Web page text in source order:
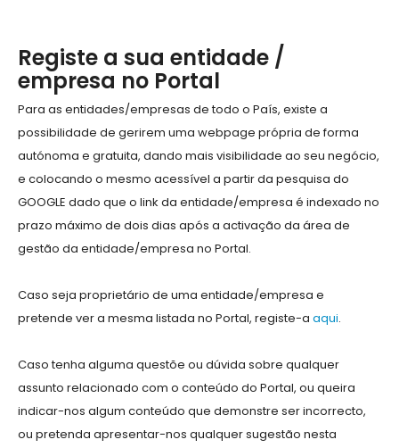
Registe a sua entidade /
empresa no Portal
Para as entidades/empresas de todo o País, existe a
possibilidade de gerirem uma webpage própria de forma
autónoma e gratuita, dando mais visibilidade ao seu negócio,
e colocando o mesmo acessível a partir da pesquisa do
GOOGLE dado que o link da entidade/empresa é indexado no
prazo máximo de dois dias após a activação da área de
gestão da entidade/empresa no Portal.
Caso seja proprietário de uma entidade/empresa e
pretende ver a mesma listada no Portal, registe-a aqui.
Caso tenha alguma questõe ou dúvida sobre qualquer
assunto relacionado com o conteúdo do Portal, ou queira
indicar-nos algum conteúdo que demonstre ser incorrecto,
ou pretenda apresentar-nos qualquer sugestão nesta